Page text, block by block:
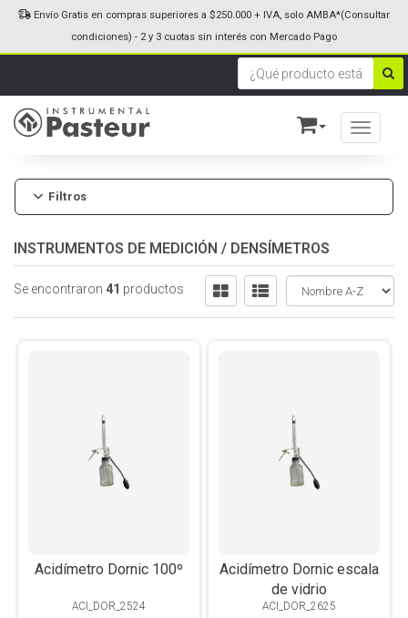
Toggle
Envío Gratis en compras superiores a $250.000 + IVA, solo AMBA*(Consultar
condiciones) - 2 y 3 cuotas sin interés con Mercado Pago
Filtros
INSTRUMENTOS DE MEDICIÓN / DENSÍMETROS
Se encontraron 41 productos
Acidímetro Dornic 100º
ACI_DOR_2524
Acidímetro Dornic escala
de vidrio
ACI_DOR_2625